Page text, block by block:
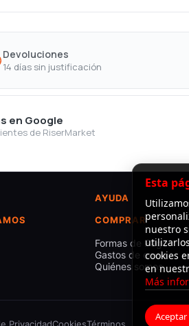
Devoluciones
14 días sin justificación
en Google
de RiserMarket
AYUDA
COMPRAR
Formas de Pago
Gastos de envío
Quiénes somos
Esta
nuestro
cookies
en
Más